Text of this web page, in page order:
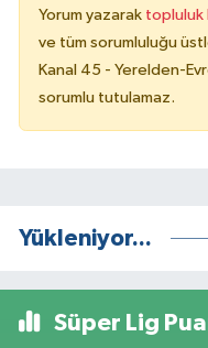
Yorum yazarak topluluk
ve tüm sorumluluğu
Kanal 45 - Yerelden-
sorumlu tutulamaz.
Yükleniyor...
Süper Lig